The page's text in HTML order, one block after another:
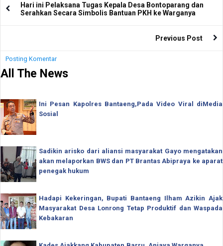
Hari ini Pelaksana Tugas Kepala Desa Bontoparang dan
Serahkan Secara Simbolis Bantuan PKH ke Warganya
Previous Post
Posting Komentar
All The News
Ini Pesan Kapolres Bantaeng,Pada Video Viral diMedia
Sosial
Sadikin arisko dari aliansi masyarakat Gayo mengatakan
akan melaporkan BWS dan PT Brantas Abipraya ke aparat
penegak hukum
Hadapi Kekeringan, Bupati Bantaeng Ilham Azikin Ajak
Masyarakat Desa Lonrong Tetap Produktif dan Waspada
Kebakaran